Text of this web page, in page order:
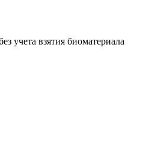
учета взятия биоматериала